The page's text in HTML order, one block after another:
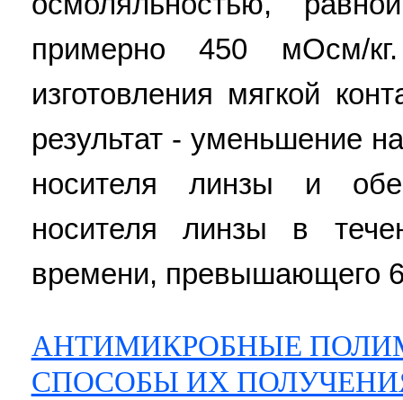
примерно 450 мОсм/
изготовления мягкой
результат - уменьшение
носителя линзы и
носителя линзы в
времени, превышающего
АНТИМИКРОБНЫЕ
СПОСОБЫ ИХ